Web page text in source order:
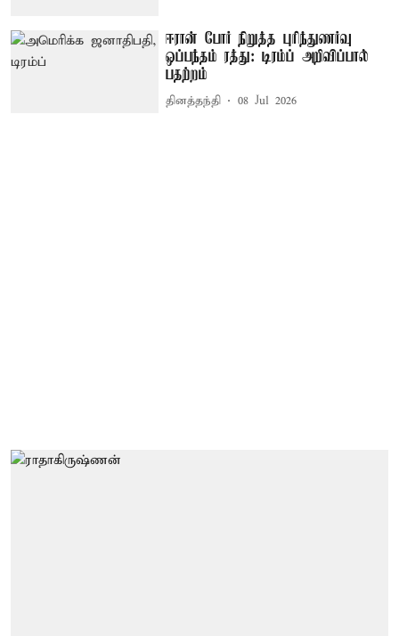
ஈரான் போர் நிறுத்த புரிந்துணர்வு
ஒப்பந்தம் ரத்து: டிரம்ப் அறிவிப்பால்
பதற்றம்
தினத்தந்தி 08 Jul 2026